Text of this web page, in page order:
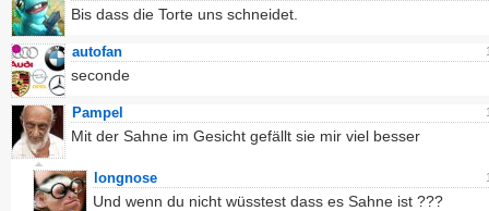
Bis dass die Torte uns schneidet.
autofan
seconde
Pampel
Mit der Sahne im Gesicht gefällt sie mir viel besser
longnose
Und wenn du nicht wüsstest dass es Sahne ist ???